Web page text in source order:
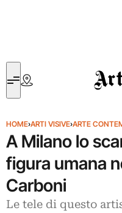
HOME›ARTI VISIVE›ARTE
A Milano lo
figura umana
Carboni
Le tele di questo